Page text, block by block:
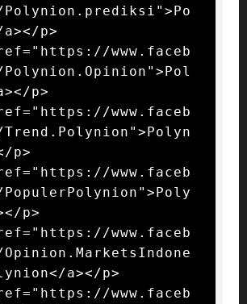
Polynion.prediksi">Po
p>
www.faceb
Polynion.Opinion">Pol
p>
www.faceb
Trend.Polynion">Polyn
p>
www.faceb
PopulerPolynion">Poly
p>
www.faceb
Opinion.MarketsIndone
a></p>
www.faceb